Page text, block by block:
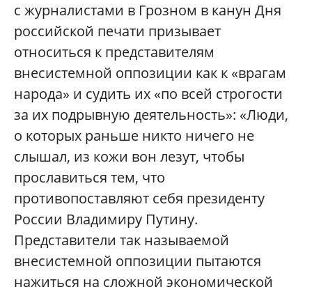
с журналистами в Грозном в канун Дня
российской печати призывает
относиться к представителям
внесистемной оппозиции как к «врагам
народа» и судить их «по всей строгости
за их подрывную деятельность»: «Люди,
о которых раньше никто ничего не
слышал, из кожи вон лезут, чтобы
прославиться тем, что
противопоставляют себя президенту
России Владимиру Путину.
Представители так называемой
внесистемной оппозиции пытаются
нажиться на сложной экономической